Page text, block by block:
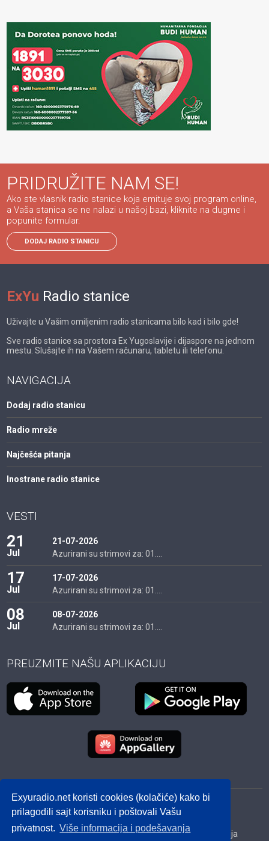
Exyuradio.net koristi cookies (kolačiće) kako bi
prilagodili sajt korisniku i poštovali Vašu
privatnost. Više informacija i podešavanja
PRIDRUŽITE NAM SE!
Ako ste vlasnik radio stanice koja emituje svoj program online,
a Vaša stanica se ne nalazi u našoj bazi, kliknite na dugme i
popunite formular.
DODAJ RADIO STANICU
ExYu Radio stanice
Uživajte u Vašim omiljenim radio stanicama bilo kad i bilo gde!
Sve radio stanice sa prostora Ex Yugoslavije i dijaspore na jednom
mestu. Slušajte ih na Vašem računaru, tabletu ili telefonu.
NAVIGACIJA
Dodaj radio stanicu
Radio mreže
Najčešća pitanja
Inostrane radio stanice
VESTI
21
Jul
21-07-2026
Azurirani su strimovi za: 01....
17
Jul
17-07-2026
Azurirani su strimovi za: 01....
08
Jul
08-07-2026
Azurirani su strimovi za: 01....
PREUZMITE NAŠU APLIKACIJU
© 2012 - 2026! exyuradio.net -Politika privatnosti -
created by IMS.RS
Srbija
Hrvatska BiH Crna Gora Makedonija
Slovenija